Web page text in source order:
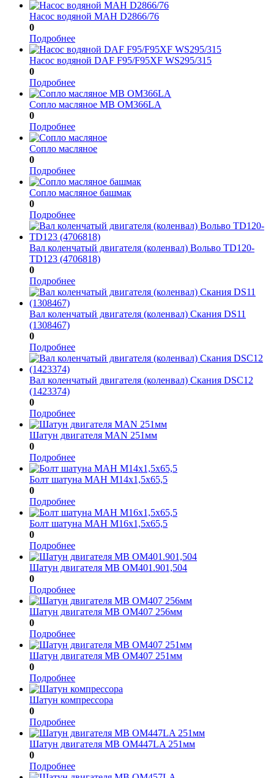
Насос водяной МАН D2866/76
0
Подробнее
Насос водяной DAF F95/F95XF WS295/315
0
Подробнее
Сопло масляное МВ OM366LA
0
Подробнее
Сопло масляное
0
Подробнее
Сопло масляное башмак
0
Подробнее
Вал коленчатый двигателя (коленвал) Вольво TD120-
TD123 (4706818)
0
Подробнее
Вал коленчатый двигателя (коленвал) Скания DS11
(1308467)
0
Подробнее
Вал коленчатый двигателя (коленвал) Скания DSC12
(1423374)
0
Подробнее
Шатун двигателя МАN 251мм
0
Подробнее
Болт шатуна МАН М14x1,5x65,5
0
Подробнее
Болт шатуна МАН М16x1,5x65,5
0
Подробнее
Шатун двигателя МВ ОМ401.901,504
0
Подробнее
Шатун двигателя МВ ОМ407 256мм
0
Подробнее
Шатун двигателя МВ ОМ407 251мм
0
Подробнее
Шатун компрессора
0
Подробнее
Шатун двигателя МВ ОМ447LA 251мм
0
Подробнее